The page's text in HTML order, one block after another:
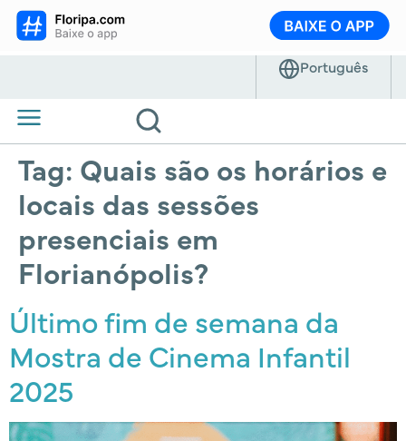
Tag: Quais são os horários e
locais das sessões
presenciais em
Florianópolis?
Último fim de semana da
Mostra de Cinema Infantil
2025